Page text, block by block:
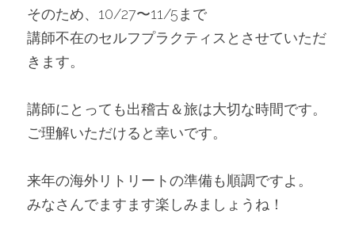
そのため、10/27〜11/5まで
講師不在のセルフプラクティスとさせていただ
きます。
講師にとっても出稽古＆旅は大切な時間です。
ご理解いただけると幸いです。
来年の海外リトリートの準備も順調ですよ。
みなさんでますます楽しみましょうね！